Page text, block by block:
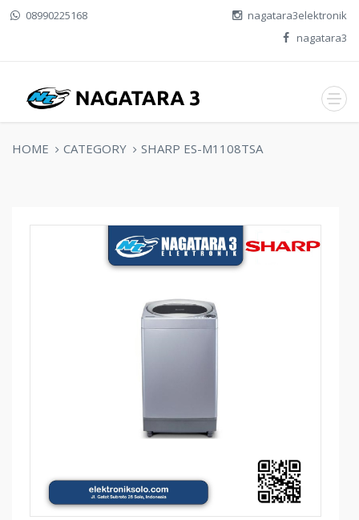
08990225168
nagatara3elektronik
nagatara3
HOME CATEGORY SHARP ES-M1108TSA